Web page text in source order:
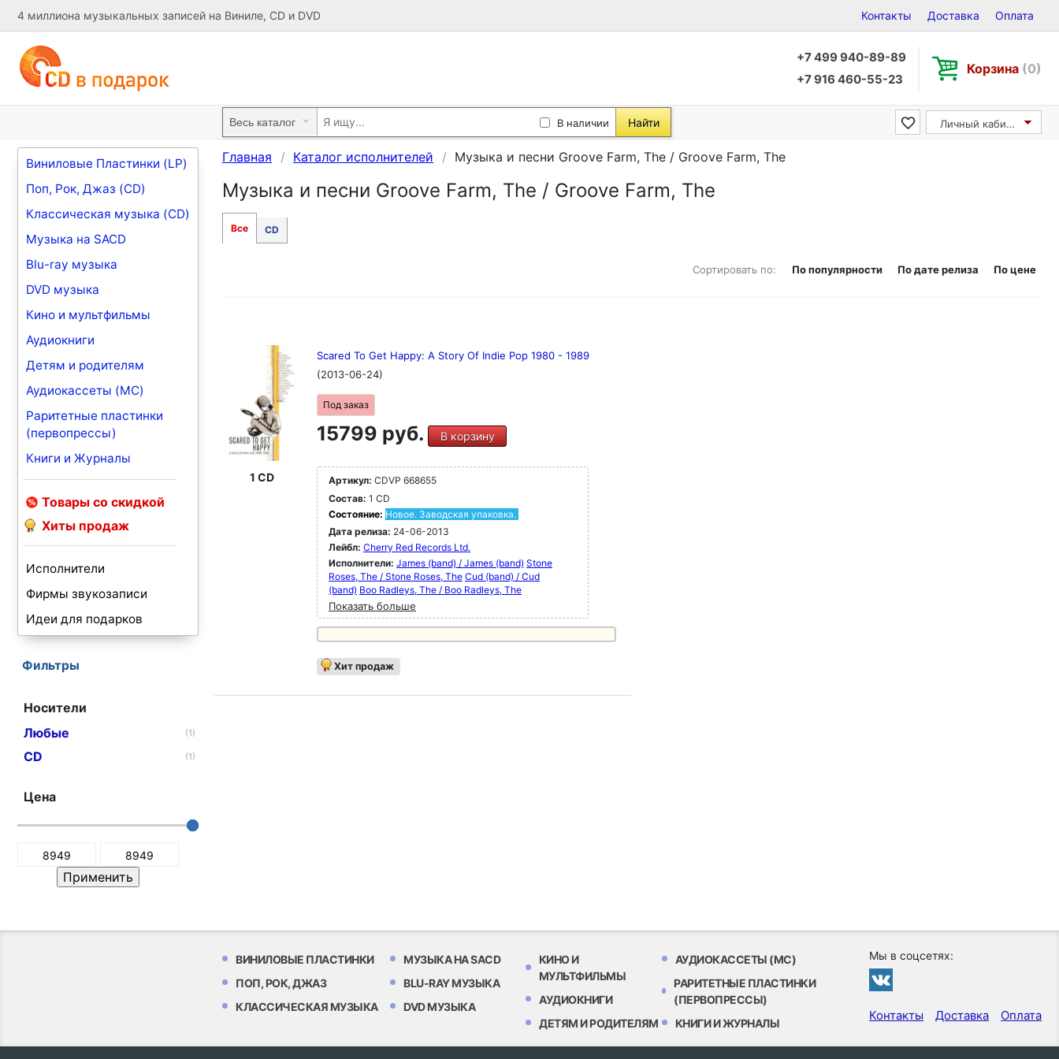
4 миллиона музыкальных записей на Виниле, CD и DVD Контакты Доставка Оплата
+7 499 940-89-89
+7 916 460-55-23
Корзина (0)
В наличии Найти Личный кабинет
Виниловые Пластинки (LP)
Поп, Рок, Джаз (CD)
Классическая музыка (CD)
Музыка на SACD
Blu-ray музыка
DVD музыка
Кино и мультфильмы
Аудиокниги
Детям и родителям
Аудиокассеты (MC)
Раритетные пластинки
(первопрессы)
Книги и Журналы
Товары со скидкой
Хиты продаж
Исполнители
Фирмы звукозаписи
Идеи для подарков
Фильтры
Носители
Любые
(1)
CD (1)
Цена
Главная Каталог исполнителей Музыка и песни Groove Farm, The / Groove Farm, The
Музыка и песни Groove Farm, The / Groove Farm, The
Все CD
Сортировать по: По популярности По дате релиза По цене
1 CD
Scared To Get Happy: A Story Of Indie Pop 1980 - 1989
(2013-06-24)
Под заказ
15799 руб. В корзину
Артикул: CDVP 668655
Состав: 1 CD
Состояние: Новое. Заводская упаковка.
Дата релиза: 24-06-2013
Лейбл: Cherry Red Records Ltd.
Исполнители: James (band) / James (band) Stone
Roses, The / Stone Roses, The Cud (band) / Cud
(band) Boo Radleys, The / Boo Radleys, The
Показать больше
Хит продаж
ВИНИЛОВЫЕ ПЛАСТИНКИ
ПОП, РОК, ДЖАЗ
КЛАССИЧЕСКАЯ МУЗЫКА
МУЗЫКА НА SACD
BLU-RAY МУЗЫКА
DVD МУЗЫКА
КИНО И
МУЛЬТФИЛЬМЫ
АУДИОКНИГИ
ДЕТЯМ И РОДИТЕЛЯМ
АУДИОКАССЕТЫ (MC)
РАРИТЕТНЫЕ ПЛАСТИНКИ
(ПЕРВОПРЕССЫ)
КНИГИ И ЖУРНАЛЫ
Мы в соцсетях:
Контакты Доставка Оплата